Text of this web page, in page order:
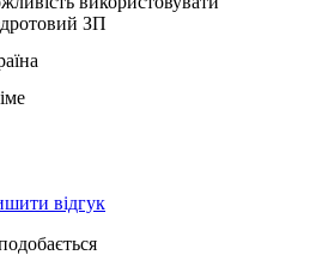
ЗП
відгук